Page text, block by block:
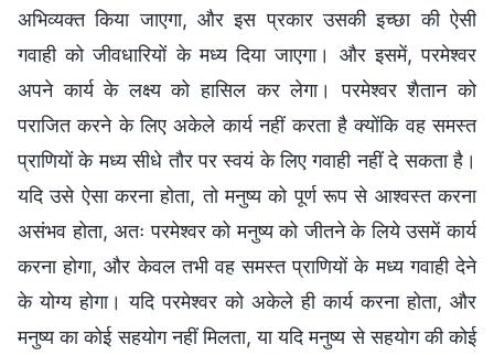
अभिव्यक्त किया जाएगा, और इस प्रकार उसकी इच्छा की ऐसी
गवाही को जीवधारियों के मध्य दिया जाएगा। और इसमें, परमेश्वर
अपने कार्य के लक्ष्य को हासिल कर लेगा। परमेश्वर शैतान को
पराजित करने के लिए अकेले कार्य नहीं करता है क्योंकि वह समस्त
प्राणियों के मध्य सीधे तौर पर स्वयं के लिए गवाही नहीं दे सकता है।
यदि उसे ऐसा करना होता, तो मनुष्य को पूर्ण रूप से आश्वस्त करना
असंभव होता, अतः परमेश्वर को मनुष्य को जीतने के लिये उसमें कार्य
करना होगा, और केवल तभी वह समस्त प्राणियों के मध्य गवाही देने
के योग्य होगा। यदि परमेश्वर को अकेले ही कार्य करना होता, और
मनुष्य का कोई सहयोग नहीं मिलता, या यदि मनुष्य से सहयोग की कोई